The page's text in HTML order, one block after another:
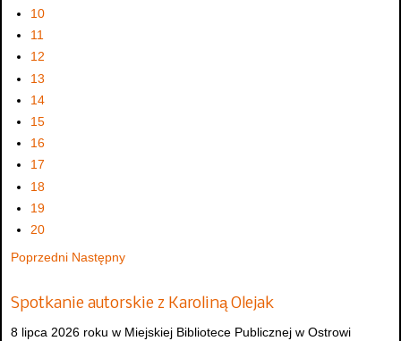
10
11
12
13
14
15
16
17
18
19
20
Poprzedni Następny
Spotkanie autorskie z Karoliną Olejak
8 lipca 2026 roku w Miejskiej Bibliotece Publicznej w Ostrowi